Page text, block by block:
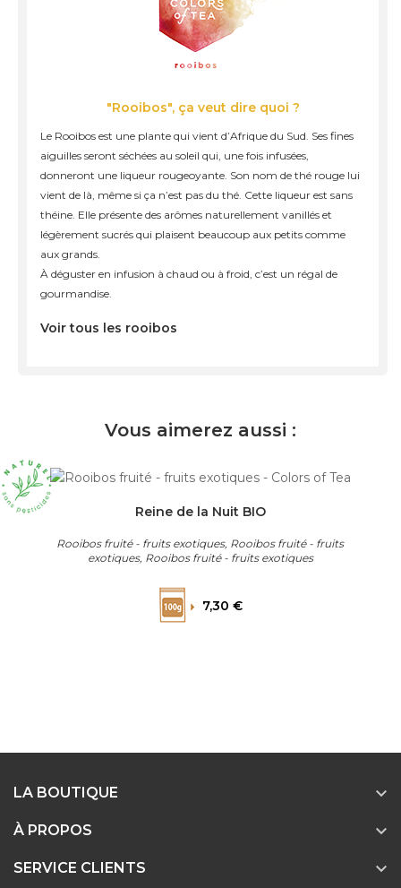
"Rooibos", ça veut dire quoi ?
Le Rooibos est une plante qui vient d’Afrique du Sud. Ses fines
aiguilles seront séchées au soleil qui, une fois infusées,
donneront une liqueur rougeoyante. Son nom de thé rouge lui
vient de là, même si ça n’est pas du thé. Cette liqueur est sans
théine. Elle présente des arômes naturellement vanillés et
légèrement sucrés qui plaisent beaucoup aux petits comme
aux grands.
À déguster en infusion à chaud ou à froid, c’est un régal de
gourmandise.
Voir tous les rooibos
Vous aimerez aussi :
Reine de la Nuit BIO
Rooibos fruité - fruits exotiques, Rooibos fruité - fruits
exotiques, Rooibos fruité - fruits exotiques
Prix
7,30 €
LA BOUTIQUE 
À PROPOS 
SERVICE CLIENTS 